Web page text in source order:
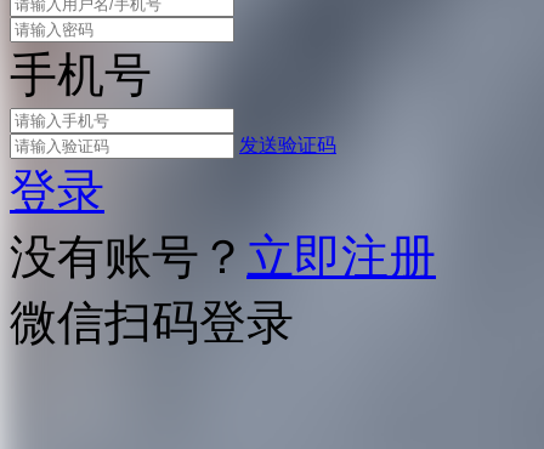
手机号
发送验证码
登录
没有账号？ 立即注册
微信扫码登录